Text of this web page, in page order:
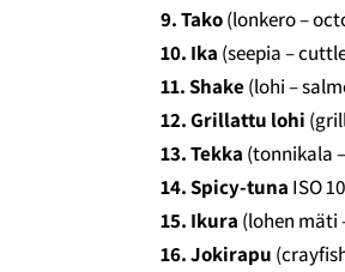
9. Tako(lonkero –
10. Ika (seepia –
11. Shake(lohi –
12. Grillattu lohi
13. Tekka (tonnikala
14. Spicy-tuna ISO
15. Ikura (lohen mäti
16. Jokirapu